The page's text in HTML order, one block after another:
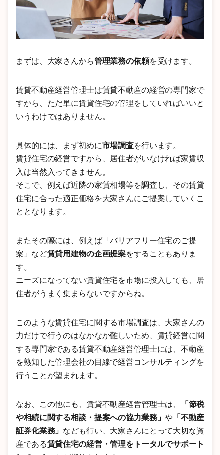
まずは、大家さんから管理業務の依頼を受けます。
賃貸不動産経営管理士は賃貸不動産の経営の専門家で
すから、ただ単に賃貸住宅の管理をしていればいいと
いうわけではありません。
具体的には、まず初めに市場調査を行います。
賃貸住宅の経営ですから、居住者がいなければ家賃収
入は当然入ってきません。
そこで、例えば近隣の家賃相場等を調査し、その賃貸
住宅に合った適正価格を大家さんにご提案していくこ
ととなります。
またその際には、例えば「バリアフリー住宅のご提
案」など賃貸用建物の企画提案をすることもありま
す。
ニーズになってない賃貸住宅を市場に投入しても、居
住者がうまく集まらないですからね。
このような賃貸住宅に関する市場調査は、大家さんの
力だけで行うのはなかなか難しいため、賃貸経営に関
する専門家である賃貸不動産経営管理士には、不動産
を熟知した管理会社の目線で経営コンサルティングを
行うことが望まれます。
なお、この他にも、賃貸不動産経営管理士は、
「節税
や相続に関する相談・提案への協力業務」 や 「不動産
証券化業務」 なども行い、大家さんにとって大切な資
産である賃貸住宅の経営・管理をトータルでサポート